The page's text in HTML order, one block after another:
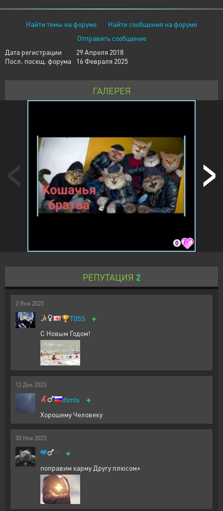
Найти темы на форуме
Найти сообщения на форуме
Отправить сообщение
Дата регистрации
29 Апреля 2018
Посл. посещ. форума
16 Февраля 2025
ГАЛЕРЕЯ
0
РЕПУТАЦИЯ 2
2 Янв 2025
🏆T0SS +
С Новым Годом!
12 Дек 2023
dlmls +
Хорошему Человеку
30 Ноя 2023
+
поправим карму Другу плюсом+